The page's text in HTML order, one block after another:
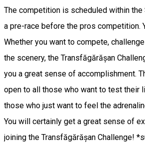
The competition is scheduled within the
a pre-race before the pros competition.
Whether you want to compete,
the scenery, the Transfăgărășan
you a great sense of accomplishment.
open to all those who want to test their
those who just want to feel the
You will certainly get a great sense of
joining the Transfăgărășan Challenge!